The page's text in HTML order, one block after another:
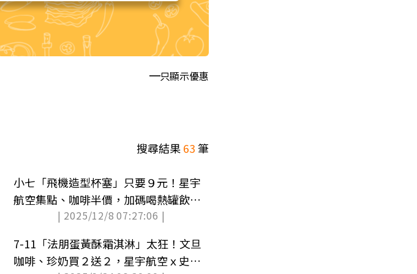
只顯示優惠
搜尋結果63筆
小七「飛機造型杯塞」只要９元！星宇
航空集點、咖啡半價，加碼喝熱罐飲新
| 2025/12/8 07:27:06 |
7-11「法朋蛋黃酥霜淇淋」太狂！文旦
咖啡、珍奶買２送２，星宇航空ｘ史努